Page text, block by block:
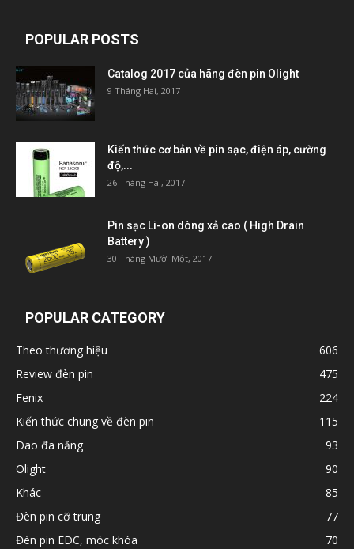
POPULAR POSTS
Catalog 2017 của hãng đèn pin Olight
9 Tháng Hai, 2017
Kiến thức cơ bản về pin sạc, điện áp, cường
độ,...
26 Tháng Hai, 2017
Pin sạc Li-on dòng xả cao ( High Drain
Battery )
30 Tháng Mười Một, 2017
POPULAR CATEGORY
Theo thương hiệu
606
Review đèn pin
475
Fenix
224
Kiến thức chung về đèn pin
115
Dao đa năng
93
Olight
90
Khác
85
Đèn pin cỡ trung
77
Đèn pin EDC, móc khóa
70